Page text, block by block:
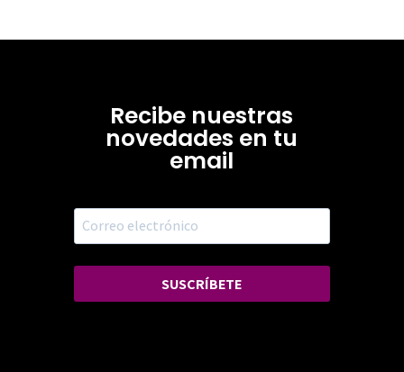
Recibe nuestras
novedades en tu
email
SUSCRÍBETE